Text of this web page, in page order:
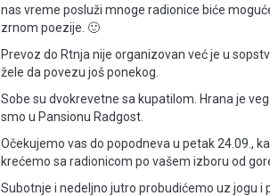
nas vreme posluži mnoge radionice biće
zrnom poezije. 🙂
Prevoz do Rtnja nije organizovan već je u
žele da povezu još ponekog.
Sobe su dvokrevetne sa kupatilom. Hrana je
smo u Pansionu Radgost.
Očekujemo vas do popodneva u petak 24.09.,
krećemo sa radionicom po vašem izboru od
Subotnje i nedeljno jutro probudićemo uz jogu